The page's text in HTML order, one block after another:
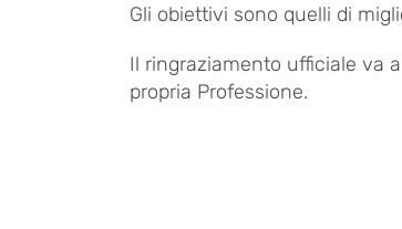
Gli obiettivi sono quelli di
Il ringraziamento ufficiale va
propria Professione.